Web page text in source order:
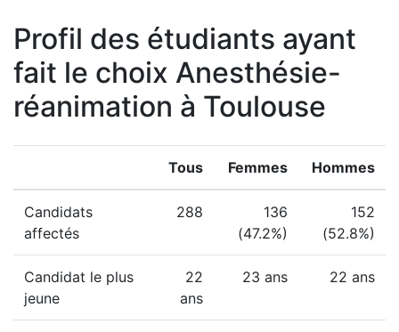
Profil des étudiants ayant
fait le choix Anesthésie-
réanimation à Toulouse
Tous Femmes Hommes
Candidats
affectés
288
136
(47.2%)
152
(52.8%)
Candidat le plus
jeune
22
ans
23 ans 22 ans